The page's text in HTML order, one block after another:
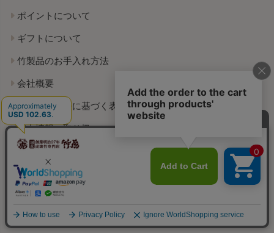
ポイントについて
ギフトについて
竹製品のお手入れ方法
会社概要
特定商取引法に基づく表示
個人情報の取り扱いについて
お問い合わせ
よくある質問
お客様の声
竹虎倶楽部マイページ